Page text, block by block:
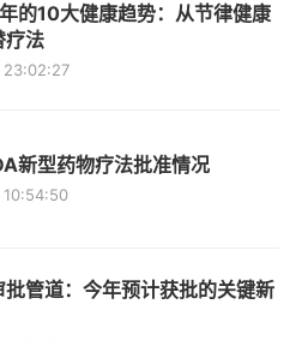
的10大健康趋势：从节律健康
疗法
新型药物疗法批准情况
批管道：今年预计获批的关键新